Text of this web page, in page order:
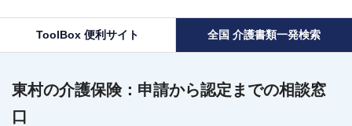
ToolBox 便利サイト 全国 介護書類一発検索
東村の介護保険：申請から認定までの相談窓
口